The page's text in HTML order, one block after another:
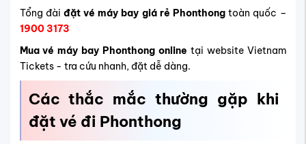
Tổng đài đặt vé máy bay giá rẻ Phonthongtoàn quốc –
1900 3173
Mua vé máy bay Phonthong online tại website Vietnam
Tickets - tra cứu nhanh, đặt dễ dàng.
Các thắc mắc thường gặp khi
đặt vé đi Phonthong